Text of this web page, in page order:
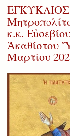
ΕΓΚΥΚΛΙΟΣ
κ.κ.
Ἀκαθίστου
Μαρτίου